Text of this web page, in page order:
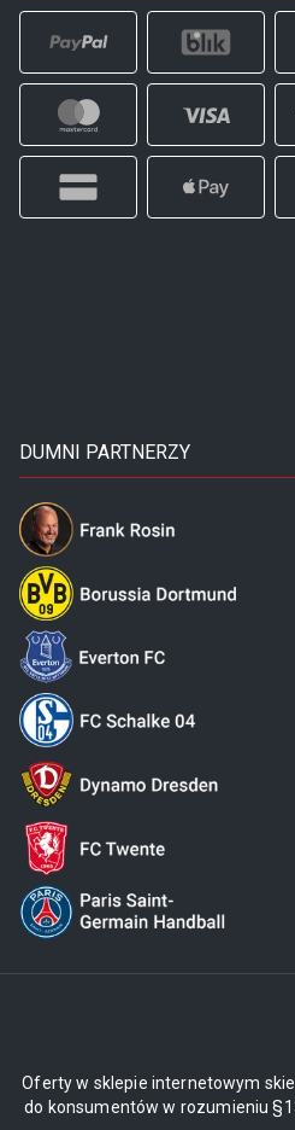
DUMNI PARTNERZY
Oferty w sklepie internetowym
do konsumentów w rozumieniu